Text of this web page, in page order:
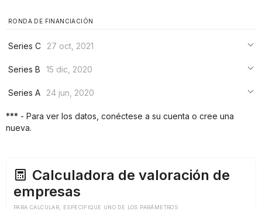
RONDA DE FINANCIACIÓN
Series C
27 oct, 2021
***
Series B
15 dic, 2020
***
Series A
24 jun, 2020
*** - Para ver los datos, conéctese a su cuenta o cree una
nueva.
Calculadora de valoración de
empresas
PARA CALCULAR, ESPECIFIQUE UNO DE LOS PARÁMETROS